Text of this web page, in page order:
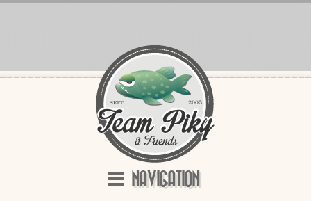
NAVIGATION